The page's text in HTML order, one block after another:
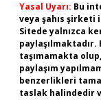
Yasal Uyarı: Bu
veya şahıs şirketi
Sitede yalnızca
taşımamakta
paylaşım
benzerlikleri
taslak halindedir